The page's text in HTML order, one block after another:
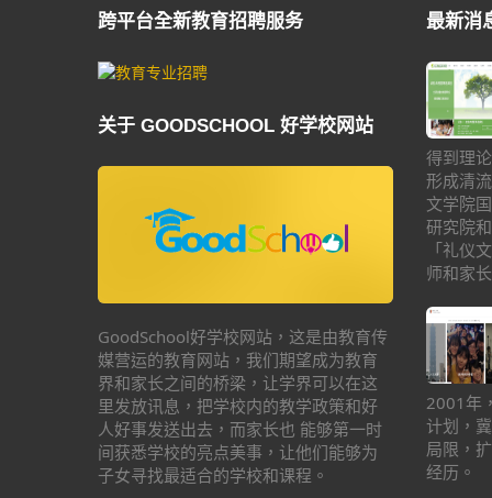
跨平台全新教育招聘服务
关于 GOODSCHOOL 好学校网站
GoodSchool好学校网站，这是由教育传
媒营运的教育网站，我们期望成为教育
界和家长之间的桥梁，让学界可以在这
里发放讯息，把学校内的教学政策和好
人好事发送出去，而家长也 能够第一时
间获悉学校的亮点美事，让他们能够为
子女寻找最适合的学校和课程。
最新消
得到理
形成清
文学院
研究院
「礼仪
师和家
2001年
计划，
局限，
经历。